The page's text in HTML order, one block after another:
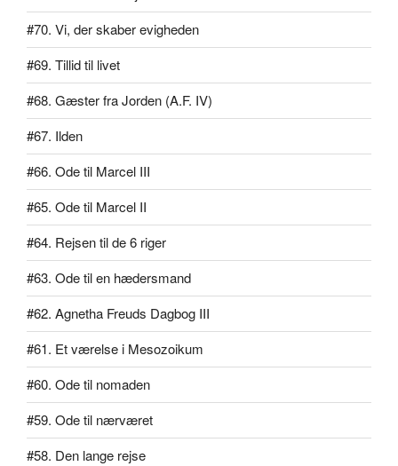
#70. Vi, der skaber evigheden
#69. Tillid til livet
#68. Gæster fra Jorden (A.F. IV)
#67. Ilden
#66. Ode til Marcel III
#65. Ode til Marcel II
#64. Rejsen til de 6 riger
#63. Ode til en hædersmand
#62. Agnetha Freuds Dagbog III
#61. Et værelse i Mesozoikum
#60. Ode til nomaden
#59. Ode til nærværet
#58. Den lange rejse